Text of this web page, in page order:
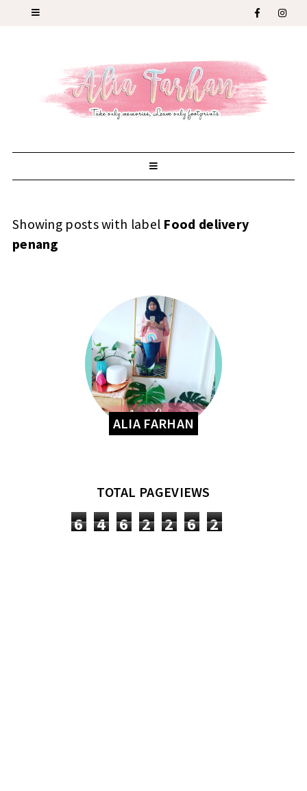
Showing posts with label Food delivery
penang
ALIA FARHAN
TOTAL PAGEVIEWS
6 4 6 2 2 6 2